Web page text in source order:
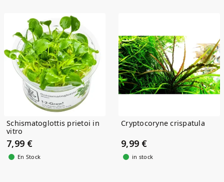
Schismatoglottis prietoi in
vitro
7,99 €
En Stock
Cryptocoryne crispatula
9,99 €
in stock